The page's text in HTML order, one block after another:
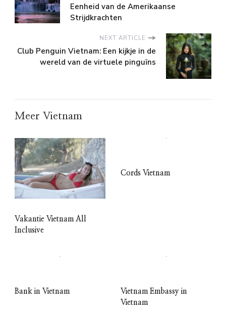
Eenheid van de Amerikaanse
Strijdkrachten
NEXT ARTICLE
Club Penguin Vietnam: Een kijkje in de
wereld van de virtuele pinguïns
Meer Vietnam
Vakantie Vietnam All
Inclusive
Cords Vietnam
Bank in Vietnam
Vietnam Embassy in
Vietnam